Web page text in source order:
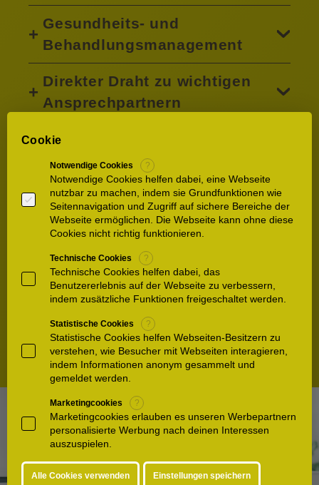
Gesundheits- und
Behandlungsmanagement
Direkter Draht zu wichtigen
Ansprechpartnern
Optimale Vorbereitung auf Ihre
Behandlung
Transparenz für Ihre
Angehörigen
Praktischer Klinik-Wegweiser
Integration der Reha
Flexibilität durch mobile
Nutzung
Cookie
Notwendige Cookies ?
Notwendige Cookies helfen dabei, eine Webseite
nutzbar zu machen, indem sie Grundfunktionen wie
Seitennavigation und Zugriff auf sichere Bereiche der
Webseite ermöglichen. Die Webseite kann ohne diese
Cookies nicht richtig funktionieren.
Technische Cookies ?
Technische Cookies helfen dabei, das
Benutzererlebnis auf der Webseite zu verbessern,
indem zusätzliche Funktionen freigeschaltet werden.
Statistische Cookies ?
Statistische Cookies helfen Webseiten-Besitzern zu
verstehen, wie Besucher mit Webseiten interagieren,
indem Informationen anonym gesammelt und
gemeldet werden.
Marketingcookies ?
Marketingcookies erlauben es unseren Werbepartnern
personalisierte Werbung nach deinen Interessen
auszuspielen.
Alle Cookies verwenden Einstellungen speichern